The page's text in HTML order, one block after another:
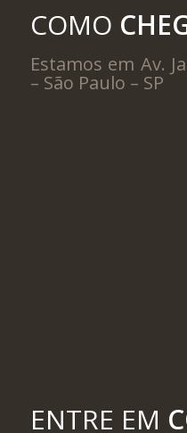
COMO
Estamos em Av.
– São Paulo – SP
ENTRE EM